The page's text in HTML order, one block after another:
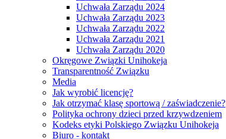
Uchwała Zarządu 2024
Uchwała Zarządu 2023
Uchwała Zarządu 2022
Uchwała Zarządu 2021
Uchwała Zarządu 2020
Okręgowe Związki Unihokeja
Transparentność Związku
Media
Jak wyrobić licencję?
Jak otrzymać klasę sportową / zaświadczenie?
Polityka ochrony dzieci przed krzywdzeniem
Kodeks etyki Polskiego Związku Unihokeja
Biuro - kontakt